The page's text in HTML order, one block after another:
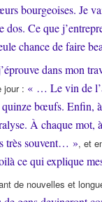
bourgeoises. Je
Ce que
chance de faire
dans mon
jour : « … Le vin de
bœufs. Enfin, à
À chaque
très souvent… », et
ce qui explique
de nouvelles et